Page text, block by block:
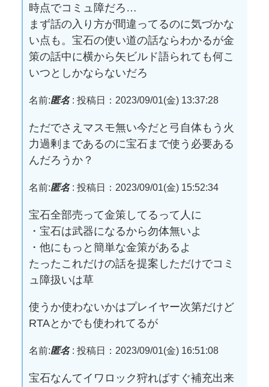
時点でコミュ障だろ…
まず話の入り方が間違ってるのに気づかな
い点も。宝石の使い道の話ならわかるが金
策の話中に横から矢ビルド語られても何こ
いつとしかならないだろ
名前:匿名: 投稿日：2023/09/01(金) 13:37:28
ただでさえマスモ無い今だと弓自体もう火
力過剰まであるのに宝石まで使う必要ある
んだろうか？
名前:匿名: 投稿日：2023/09/01(金) 15:52:34
宝石全部売って金策してるって人に
・宝石は武器になるから勿体無いよ
・他にもっと簡単な金策があるよ
たったこれだけの話を提案しただけでコミ
ュ障扱いは草
使うか使わないかはプレイヤー次第だけど
RTAとかでも使われてるが
名前:匿名: 投稿日：2023/09/01(金) 16:51:08
宝石なんてイワロック狩ればすぐ補充出来